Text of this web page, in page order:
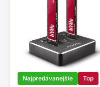
Najpredávanejšie Top